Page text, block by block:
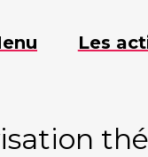
Les